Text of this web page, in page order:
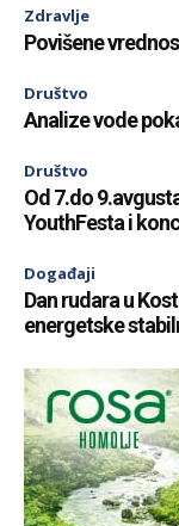
Zdravlje
Povišene
Društvo
Analize vode
Društvo
Od 7.do
YouthFesta i
Događaji
Dan rudara u
energetske